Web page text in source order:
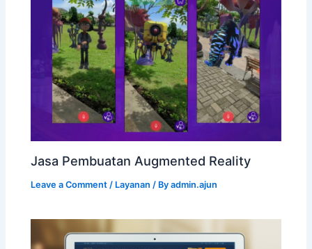
Jasa Pembuatan Augmented Reality
Leave a Comment / Layanan / Byadmin.ajun